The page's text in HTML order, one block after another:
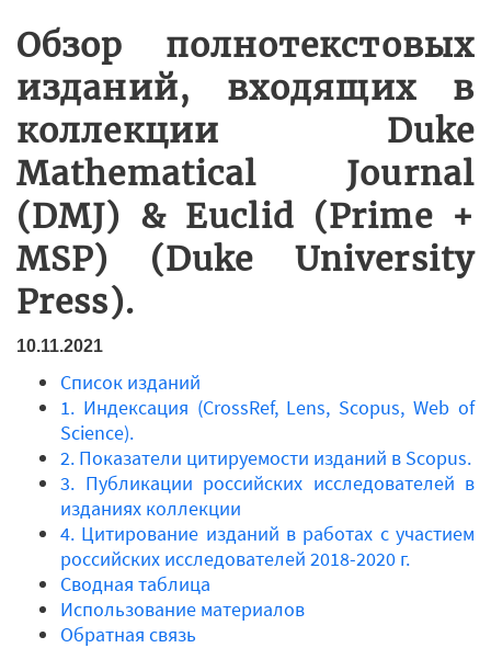
Обзор полнотекстовых
изданий, входящих в
коллекции Duke
Mathematical Journal
(DMJ) & Euclid (Prime +
MSP) (Duke University
Press).
10.11.2021
Список изданий
1. Индексация (CrossRef, Lens, Scopus, Web of
Science).
2. Показатели цитируемости изданий в Scopus.
3. Публикации российских исследователей в
изданиях коллекции
4. Цитирование изданий в работах с участием
российских исследователей 2018-2020 г.
Сводная таблица
Использование материалов
Обратная связь